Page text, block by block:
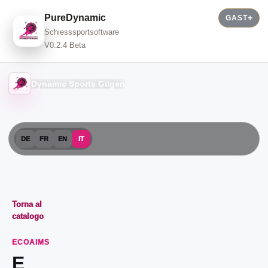
PureDynamic
Schiesssportsoftware
V0.2.4 Beta
GAST
Dynamic Sports Gilgen
DE FR EN IT
Torna al
catalogo
ECOAIMS
E